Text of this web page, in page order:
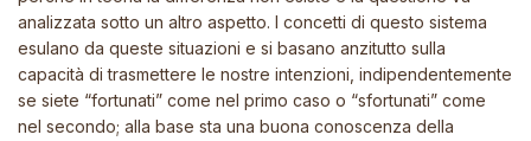
analizzata sotto un altro aspetto. I concetti di questo sistema
esulano da queste situazioni e si basano anzitutto sulla
capacità di trasmettere le nostre intenzioni, indipendentemente
se siete “fortunati” come nel primo caso o “sfortunati” come
nel secondo; alla base sta una buona conoscenza della